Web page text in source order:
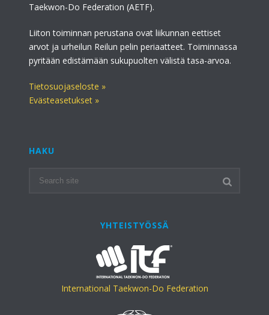
Taekwon-Do Federation (AETF).
Liiton toiminnan perustana ovat liikunnan eettiset
arvot ja urheilun Reilun pelin periaatteet. Toiminnassa
pyritään edistämään sukupuolten välistä tasa-arvoa.
Tietosuojaseloste »
Evästeasetukset »
HAKU
YHTEISTYÖSSÄ
International Taekwon-Do Federation